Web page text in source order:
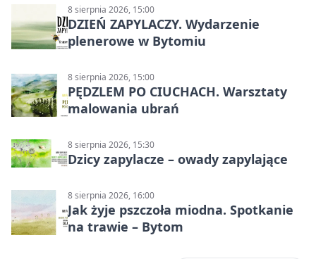
8 sierpnia 2026, 15:00
DZIEŃ ZAPYLACZY. Wydarzenie
plenerowe w Bytomiu
8 sierpnia 2026, 15:00
PĘDZLEM PO CIUCHACH. Warsztaty
malowania ubrań
8 sierpnia 2026, 15:30
Dzicy zapylacze – owady zapylające
8 sierpnia 2026, 16:00
Jak żyje pszczoła miodna. Spotkanie
na trawie – Bytom